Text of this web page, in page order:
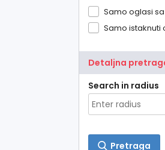
Samo oglasi
Samo istaknuti
Detaljna
Search in radius
Pretraga